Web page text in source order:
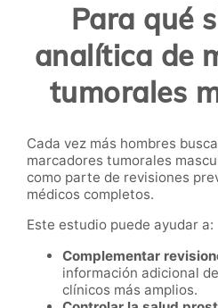
Para qué
analítica de
tumorales
Cada vez más hombres
marcadores tumorales
como parte de revisiones
médicos completos.
Este estudio puede ayudar a:
Complementar
información adicional
clínicos más amplios.